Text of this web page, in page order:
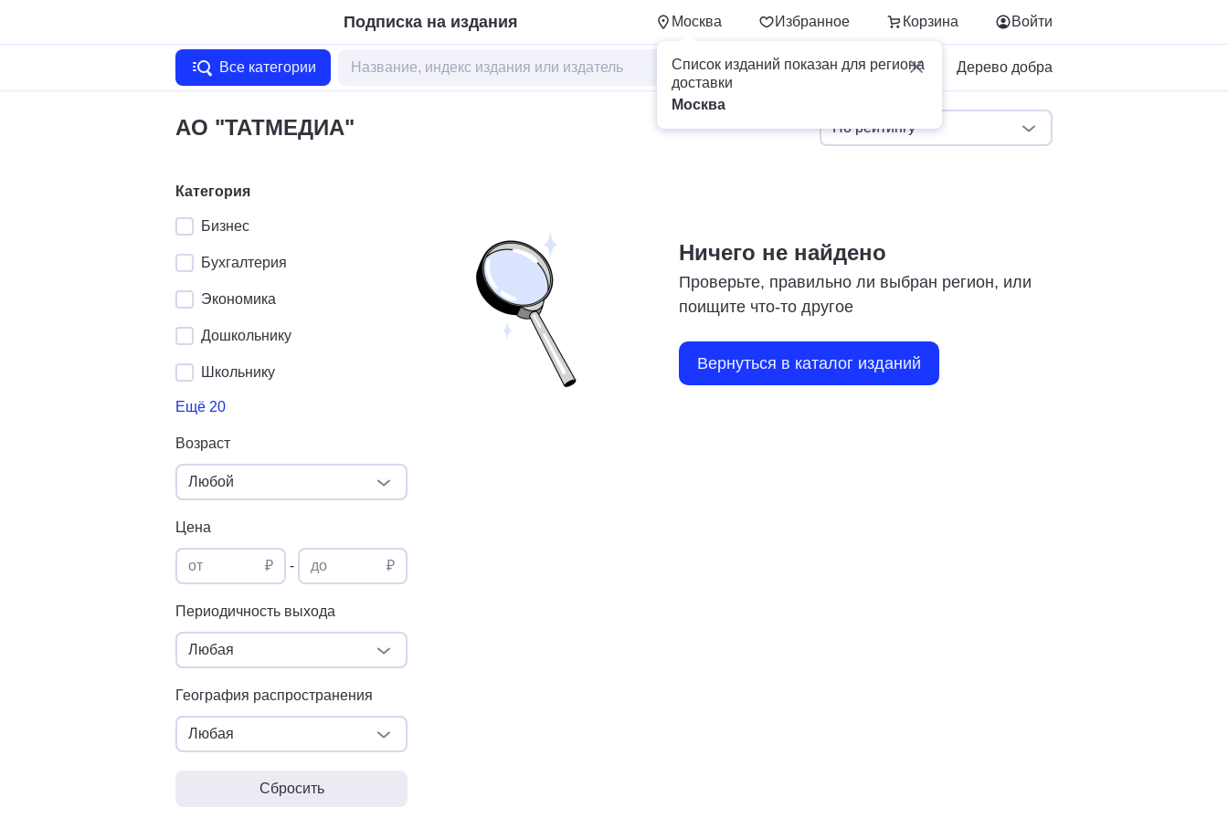
Подписка на издания Москва Избранное Корзина
Список изданий показан для региона
доставки
Москва
Войти
Все категории Для бизнеса Дерево добра
АО "ТАТМЕДИА" По рейтингу
Категория
Бизнес
Бухгалтерия
Экономика
Дошкольнику
Школьнику
Ещё 20
Возраст
Любой
Цена
от ₽ - до ₽
Периодичность выхода
Любая
География распространения
Любая
Сбросить
Ничего не найдено
Проверьте, правильно ли выбран регион, или
поищите что-то другое
Вернуться в каталог изданий